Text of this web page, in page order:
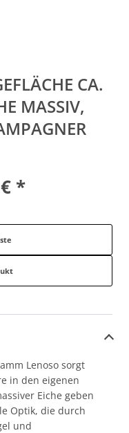
CA.
MASSIV,
*
Lenoso sorgt
in den eigenen
Eiche geben
Optik, die durch
und